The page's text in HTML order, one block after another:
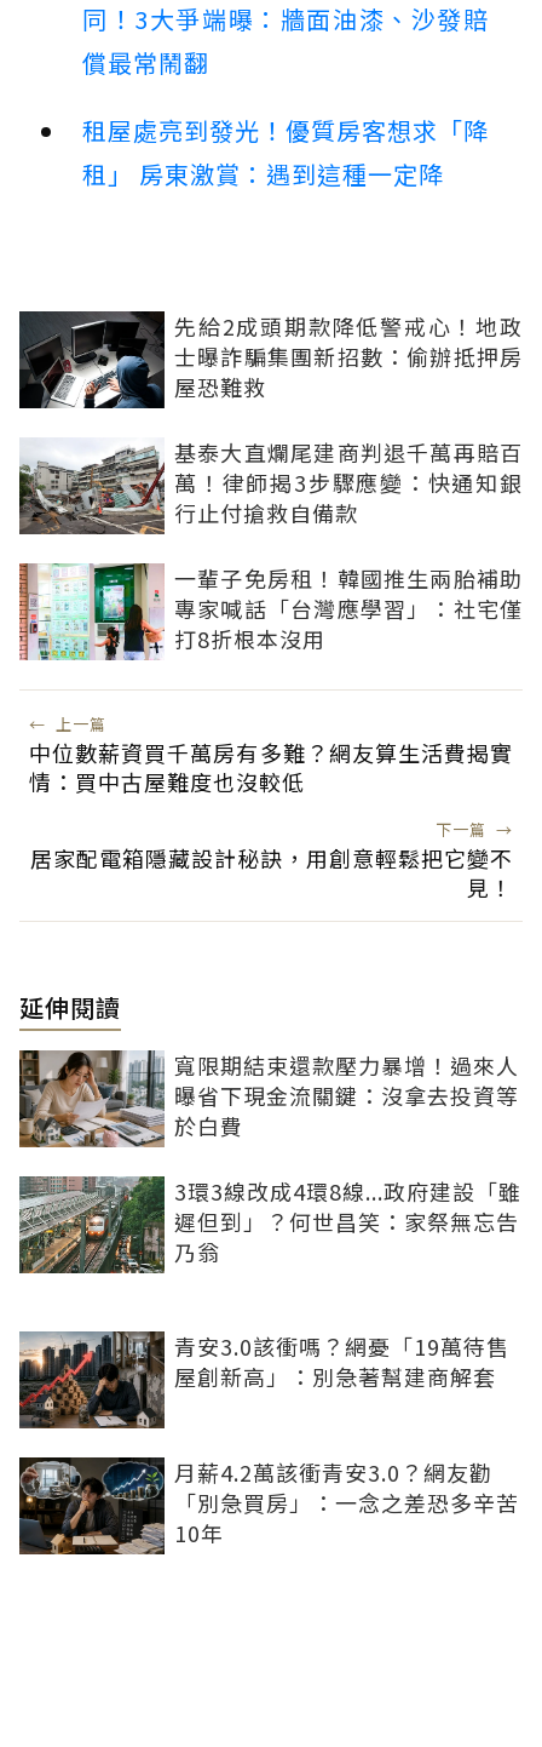
同！3大爭端曝：牆面油漆、沙發賠
償最常鬧翻
租屋處亮到發光！優質房客想求「降
租」 房東激賞：遇到這種一定降
先給2成頭期款降低警戒心！地政
士曝詐騙集團新招數：偷辦抵押房
屋恐難救
基泰大直爛尾建商判退千萬再賠百
萬！律師揭3步驟應變：快通知銀
行止付搶救自備款
一輩子免房租！韓國推生兩胎補助
專家喊話「台灣應學習」：社宅僅
打8折根本沒用
← 上一篇
中位數薪資買千萬房有多難？網友算生活費揭實
情：買中古屋難度也沒較低
下一篇 →
居家配電箱隱藏設計秘訣，用創意輕鬆把它變不
見！
延伸閱讀
寬限期結束還款壓力暴增！過來人
曝省下現金流關鍵：沒拿去投資等
於白費
3環3線改成4環8線...政府建設「雖
遲但到」？何世昌笑：家祭無忘告
乃翁
青安3.0該衝嗎？網憂「19萬待售
屋創新高」：別急著幫建商解套
月薪4.2萬該衝青安3.0？網友勸
「別急買房」：一念之差恐多辛苦
10年